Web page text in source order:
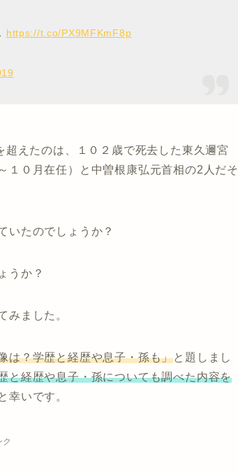
https://t.co/PX9MFKmF8p
えたのは、１０２歳で死去した東久邇宮
１０月在任）と中曽根康弘元首相の2人だそ
いたのでしょうか？
うか？
みました。
は？学歴と経歴や息子・孫も」と題しまし
と経歴や息子・孫についても調べた内容を
幸いです。
ク